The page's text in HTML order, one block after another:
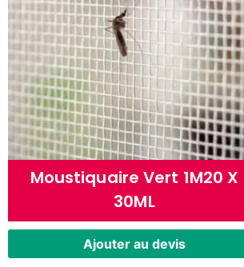
Moustiquaire Vert 1M20 X
30ML
Ajouter au devis